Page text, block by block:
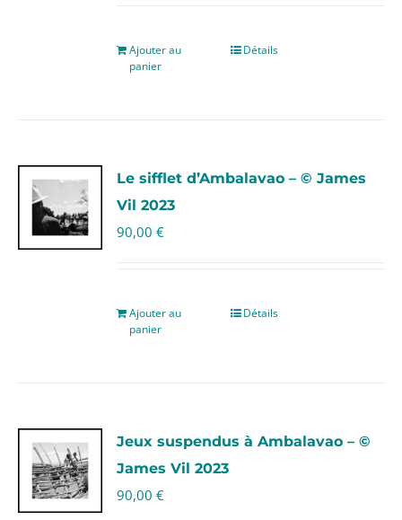
Ajouter au
panier
Détails
Le sifflet d’Ambalavao – © James
Vil 2023
90,00€
Ajouter au
panier
Détails
Jeux suspendus à Ambalavao – ©
James Vil 2023
90,00€